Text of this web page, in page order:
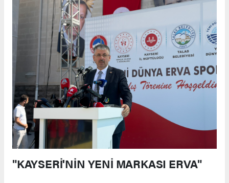
"KAYSERİ'NİN YENİ MARKASI ERVA"